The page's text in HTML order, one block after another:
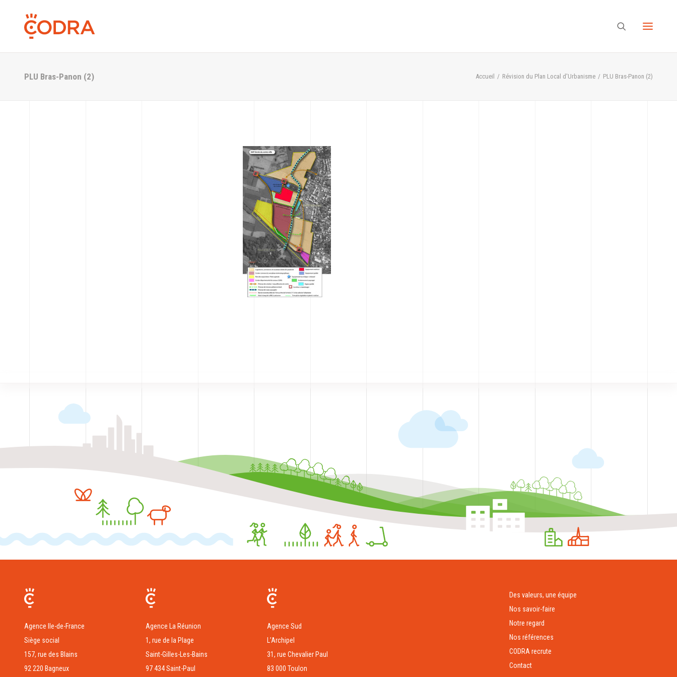
PLU Bras-Panon (2) Accueil Révision du Plan Local d'Urbanisme PLU Bras-Panon (2)
Agence Ile-de-France
Siège social
157, rue des Blains
92 220 Bagneux
Agence La Réunion
1, rue de la Plage
Saint-Gilles-Les-Bains
97 434 Saint-Paul
Agence Sud
L’Archipel
31, rue Chevalier Paul
83 000 Toulon
Des valeurs, une équipe
Nos savoir-faire
Notre regard
Nos références
CODRA recrute
Contact